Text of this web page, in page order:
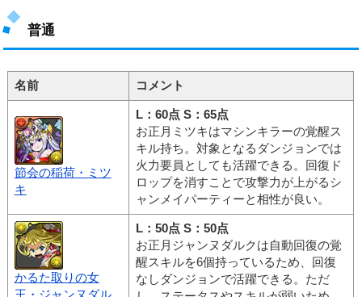
普通
名前 コメント
節会の稲荷・ミツ
キ
L：60点 S：65点
お正月ミツキはマシンキラーの覚醒ス
キル持ち。対象となるダンジョンでは
火力要員としても活躍できる。回復ド
ロップを消すことで攻撃力が上がるシ
ャンメイパーティーと相性が良い。
かるた取りの女
王・ジャンヌダル
L：50点 S：50点
お正月ジャンヌダルクは自動回復の覚
醒スキルを6個持っているため、回復
なしダンジョンで活躍できる。ただ